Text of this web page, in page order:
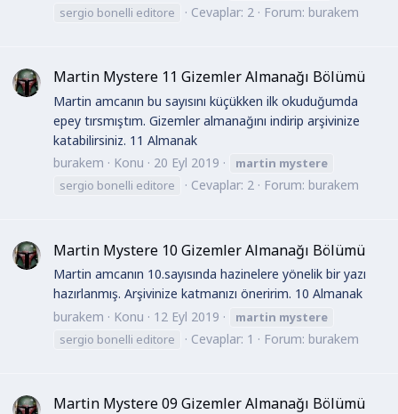
sergio bonelli editore
Cevaplar: 2 Forum: burakem
Martin Mystere 11 Gizemler Almanağı Bölümü
Martin amcanın bu sayısını küçükken ilk okuduğumda
epey tırsmıştım. Gizemler almanağını indirip arşivinize
katabilirsiniz. 11 Almanak
burakem
Konu 20 Eyl 2019 martin mystere
sergio bonelli editore
Cevaplar: 2 Forum: burakem
Martin Mystere 10 Gizemler Almanağı Bölümü
Martin amcanın 10.sayısında hazinelere yönelik bir yazı
hazırlanmış. Arşivinize katmanızı öneririm. 10 Almanak
burakem
Konu 12 Eyl 2019 martin mystere
sergio bonelli editore
Cevaplar: 1 Forum: burakem
Martin Mystere 09 Gizemler Almanağı Bölümü